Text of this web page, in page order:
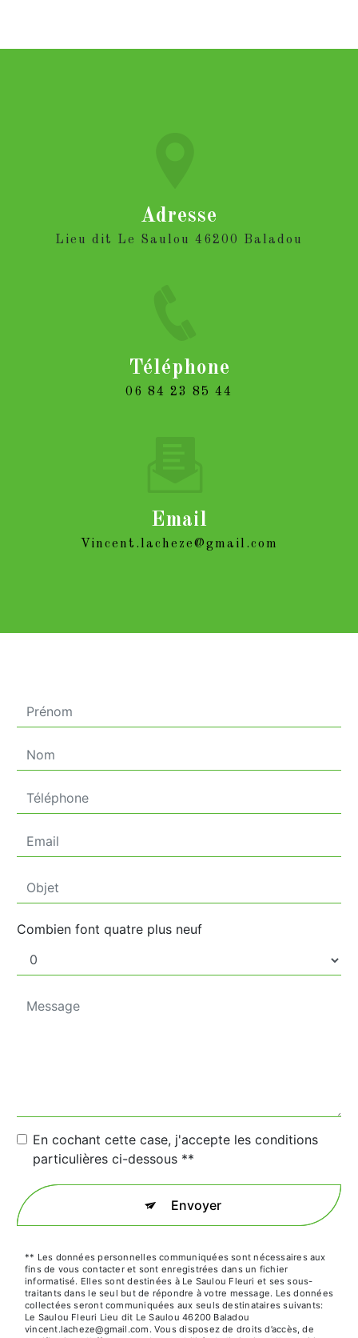
Adresse
Lieu dit Le Saulou 46200 Baladou
Téléphone
06 84 23 85 44
Email
vincent.lacheze@gmail.com
Combien font quatre plus neuf
En cochant cette case, j'accepte les conditions
particulières ci-dessous **
Envoyer
** Les données personnelles communiquées sont nécessaires aux
fins de vous contacter et sont enregistrées dans un fichier
informatisé. Elles sont destinées à Le Saulou Fleuri et ses sous-
traitants dans le seul but de répondre à votre message. Les données
collectées seront communiquées aux seuls destinataires suivants:
Le Saulou Fleuri Lieu dit Le Saulou 46200 Baladou
vincent.lacheze@gmail.com. Vous disposez de droits d’accès, de